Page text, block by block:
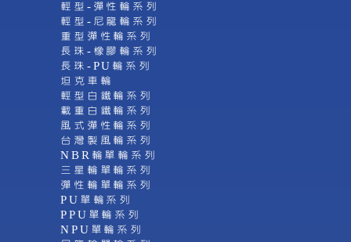
輕型-彈性輪系列
輕型-尼龍輪系列
重型彈性輪系列
長珠-橡膠輪系列
長珠-PU輪系列
坦克車輪
輕型白鐵輪系列
載重白鐵輪系列
風式彈性輪系列
台灣製風輪系列
NBR輪單輪系列
三星輪單輪系列
彈性輪單輪系列
PU單輪系列
PPU單輪系列
NPU單輪系列